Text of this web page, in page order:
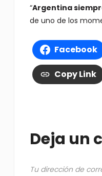
“Argentina
de uno de los
Facebook
Copy Link
Deja un
Tu dirección de